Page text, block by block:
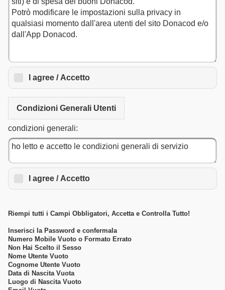
I agree / Accetto
Condizioni Generali Utenti
condizioni generali:
I agree / Accetto
Riempi tutti i Campi Obbligatori, Accetta e Controlla Tutto!
Inserisci la Password e confermala
Numero Mobile Vuoto o Formato Errato
Non Hai Scelto il Sesso
Nome Utente Vuoto
Cognome Utente Vuoto
Data di Nascita Vuota
Luogo di Nascita Vuoto